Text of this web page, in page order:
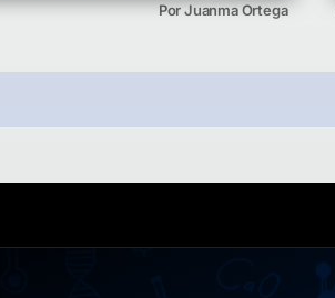
Por Juanma Ortega